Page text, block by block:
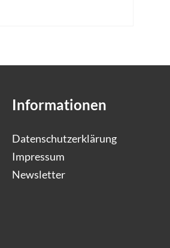
Informationen
Datenschutzerklärung
Impressum
Newsletter